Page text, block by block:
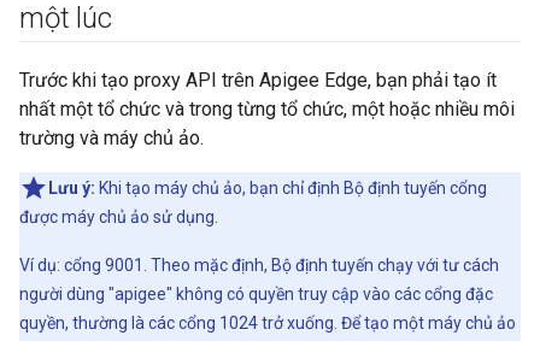
một lúc
Trước khi tạo proxy API trên Apigee Edge, bạn phải tạo ít
nhất một tổ chức và trong từng tổ chức, một hoặc nhiều môi
trường và máy chủ ảo.
Lưu ý: Khi tạo máy chủ ảo, bạn chỉ định Bộ định tuyến cổng
được máy chủ ảo sử dụng.
Ví dụ: cổng 9001. Theo mặc định, Bộ định tuyến chạy với tư cách
người dùng "apigee" không có quyền truy cập vào các cổng đặc
quyền, thường là các cổng 1024 trở xuống. Để tạo một máy chủ ảo